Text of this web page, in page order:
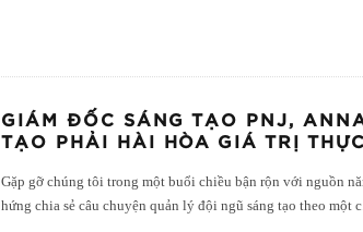
GIÁM ĐỐC SÁNG TẠO PNJ,
TẠO PHẢI HÀI HÒA GIÁ TRỊ
Gặp gỡ chúng tôi trong một buổi chiều bận rộn với nguồn
hứng chia sẻ câu chuyện quản lý đội ngũ sáng tạo theo một c